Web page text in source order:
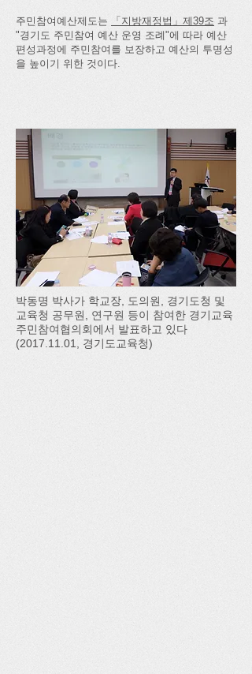
주민참여예산제도는 「지방재정법」제39조 과
"경기도 주민참여 예산 운영 조례"에 따라 예산
편성과정에 주민참여를 보장하고 예산의 투명성
을 높이기 위한 것이다.
박동명 박사가 학교장, 도의원, 경기도청 및
교육청 공무원, 연구원 등이 참여한 경기교육
주민참여협의회에서 발표하고 있다
(2017.11.01, 경기도교육청)